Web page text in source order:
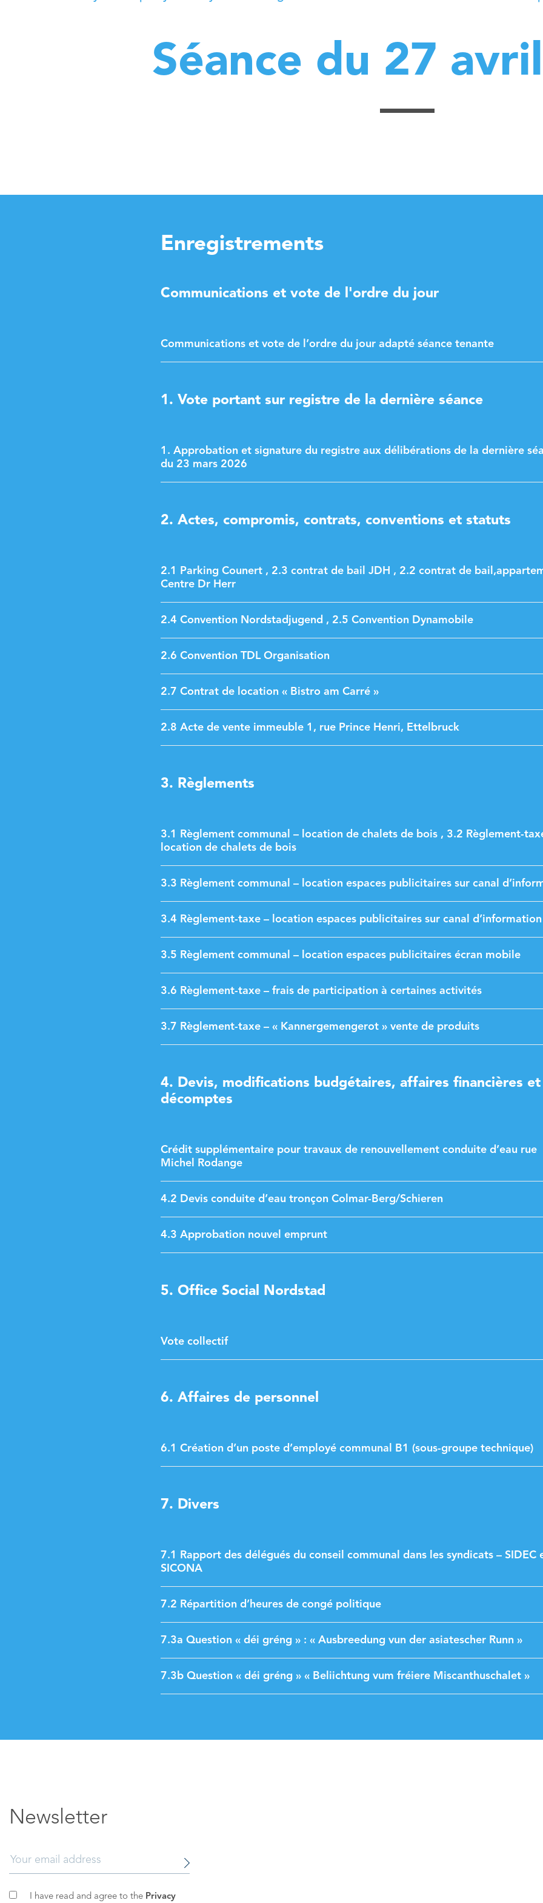
Séance du 27
Enregistrements
Communications et vote de l'ordre du jour
Communications et vote de l’ordre du jour adapté séance tenante
1. Vote portant sur registre de la dernière séance
1. Approbation et signature du registre aux délibérations de la dernière
du 23 mars 2026
2. Actes, compromis, contrats, conventions et statuts
2.1 Parking Counert , 2.3 contrat de bail JDH , 2.2 contrat de
Centre Dr Herr
2.4 Convention Nordstadjugend , 2.5 Convention Dynamobile
2.6 Convention TDL Organisation
2.7 Contrat de location « Bistro am Carré »
2.8 Acte de vente immeuble 1, rue Prince Henri, Ettelbruck
3. Règlements
3.1 Règlement communal – location de chalets de bois , 3.2 Règlement-
location de chalets de bois
3.3 Règlement communal – location espaces publicitaires sur canal
3.4 Règlement-taxe – location espaces publicitaires sur canal d’information
3.5 Règlement communal – location espaces publicitaires écran mobile
3.6 Règlement-taxe – frais de participation à certaines activités
3.7 Règlement-taxe – « Kannergemengerot » vente de produits
4. Devis, modifications budgétaires, affaires financières et
décomptes
Crédit supplémentaire pour travaux de renouvellement conduite d’eau rue
Michel Rodange
4.2 Devis conduite d’eau tronçon Colmar-Berg/Schieren
4.3 Approbation nouvel emprunt
5. Office Social Nordstad
Vote collectif
6. Affaires de personnel
6.1 Création d’un poste d’employé communal B1 (sous-groupe technique)
7. Divers
7.1 Rapport des délégués du conseil communal dans les syndicats – SIDEC
SICONA
7.2 Répartition d’heures de congé politique
7.3a Question « déi gréng » : « Ausbreedung vun der asiatescher Runn »
7.3b Question « déi gréng » « Beliichtung vum fréiere Miscanthuschalet »
Newsletter
I have read and agree to the Privacy